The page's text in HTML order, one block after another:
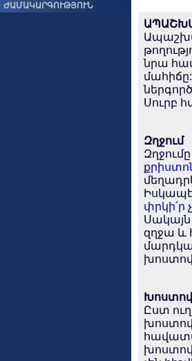
ԺԱՄԱԿԱՐԳՈՒԹՅՈՒՆ
նրա
Սուրբ
Զղջում
փրկի՛ր
Սակայն
զղջա և
Ըստ